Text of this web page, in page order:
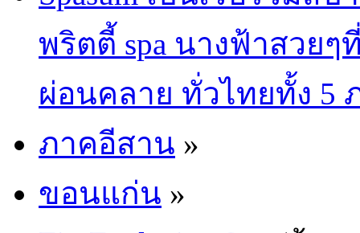
พริตตี้ spa นางฟ้าสวย
ผ่อนคลาย ทั่วไทยทั้ง 5
ภาคอีสาน »
ขอนแก่น »